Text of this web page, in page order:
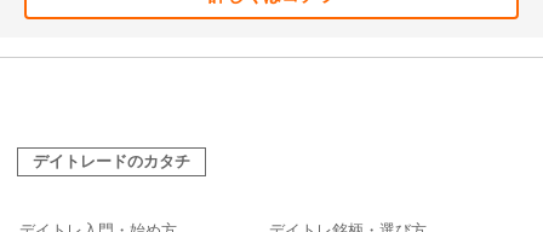
デイトレードのカタチ